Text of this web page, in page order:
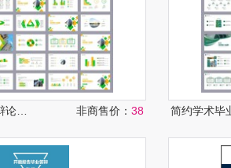
非商售价： 38